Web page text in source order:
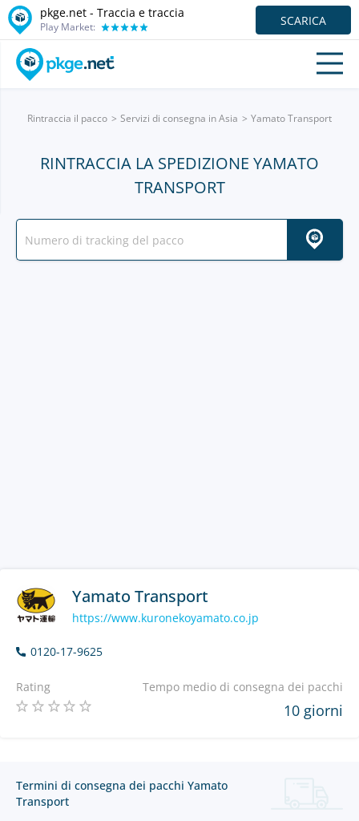
pkge.net - Traccia e traccia
Play Market: SCARICA
Rintraccia il pacco Servizi di consegna in Asia Yamato Transport
RINTRACCIA LA SPEDIZIONE YAMATO
TRANSPORT
Yamato Transport
https://www.kuronekoyamato.co.jp
0120-17-9625
Rating Tempo medio di consegna dei pacchi
10 giorni
Termini di consegna dei pacchi Yamato
Transport